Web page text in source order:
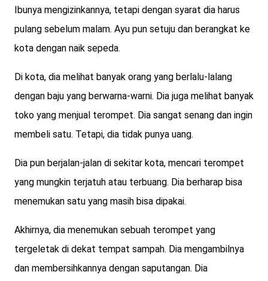
Ibunya mengizinkannya, tetapi dengan syarat dia harus
pulang sebelum malam. Ayu pun setuju dan berangkat ke
kota dengan naik sepeda.
Di kota, dia melihat banyak orang yang berlalu-lalang
dengan baju yang berwarna-warni. Dia juga melihat banyak
toko yang menjual terompet. Dia sangat senang dan ingin
membeli satu. Tetapi, dia tidak punya uang.
Dia pun berjalan-jalan di sekitar kota, mencari terompet
yang mungkin terjatuh atau terbuang. Dia berharap bisa
menemukan satu yang masih bisa dipakai.
Akhirnya, dia menemukan sebuah terompet yang
tergeletak di dekat tempat sampah. Dia mengambilnya
dan membersihkannya dengan saputangan. Dia